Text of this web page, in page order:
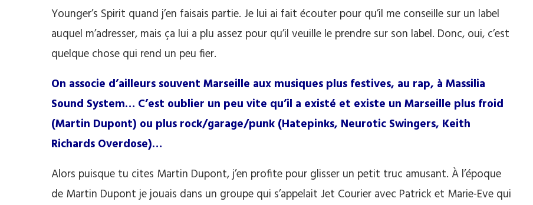
Younger’s Spirit quand j’en faisais partie. Je lui ai fait écouter pour qu’il me conseille sur un label
auquel m’adresser, mais ça lui a plu assez pour qu’il veuille le prendre sur son label. Donc, oui, c’est
quelque chose qui rend un peu fier.
On associe d’ailleurs souvent Marseille aux musiques plus festives, au rap, à Massilia
Sound System… C’est oublier un peu vite qu’il a existé et existe un Marseille plus froid
(Martin Dupont) ou plus rock/garage/punk (Hatepinks, Neurotic Swingers, Keith
Richards Overdose)…
Alors puisque tu cites Martin Dupont, j’en profite pour glisser un petit truc amusant. À l’époque
de Martin Dupont je jouais dans un groupe qui s’appelait Jet Courier avec Patrick et Marie-Eve qui